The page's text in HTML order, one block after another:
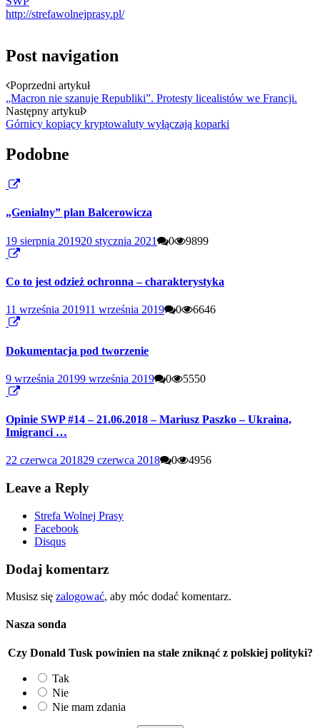
http://strefawolnejprasy.pl/
Post navigation
Poprzedni artykuł
„Macron nie szanuje Republiki”. Protesty licealistów we Francji.
Następny artykuł
Górnicy kopiący kryptowaluty wyłączają koparki
Podobne
„Genialny” plan Balcerowicza
19 sierpnia 201920 stycznia 2021 0 9899
Co to jest odzież ochronna – charakterystyka
11 września 201911 września 2019 0 6646
Dokumentacja pod tworzenie
9 września 20199 września 2019 0 5550
Opinie SWP #14 – 21.06.2018 – Mariusz Paszko – Ukraina,
Imigranci …
22 czerwca 201829 czerwca 2018 0 4956
Leave a Reply
Strefa Wolnej Prasy
Facebook
Disqus
Dodaj komentarz
Musisz się zalogować, aby móc dodać komentarz.
Nasza sonda
Czy Donald Tusk powinien na stałe zniknąć z polskiej polityki?
Tak
Nie
Nie mam zdania